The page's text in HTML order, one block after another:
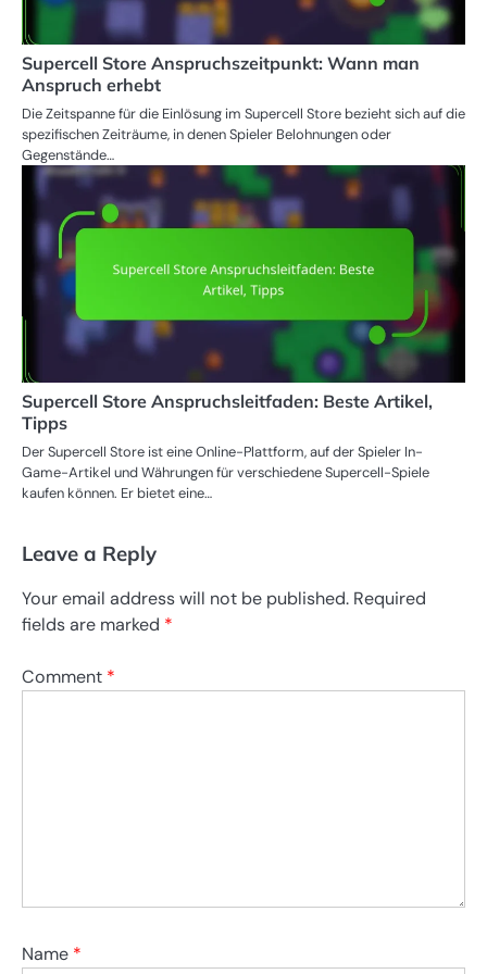
Supercell Store Anspruchszeitpunkt: Wann man
Anspruch erhebt
Die Zeitspanne für die Einlösung im Supercell Store bezieht sich auf die
spezifischen Zeiträume, in denen Spieler Belohnungen oder
Gegenstände…
Supercell Store Anspruchsleitfaden: Beste Artikel,
Tipps
Der Supercell Store ist eine Online-Plattform, auf der Spieler In-
Game-Artikel und Währungen für verschiedene Supercell-Spiele
kaufen können. Er bietet eine…
Leave a Reply
Your email address will not be published. Required
fields are marked *
Comment *
Name *